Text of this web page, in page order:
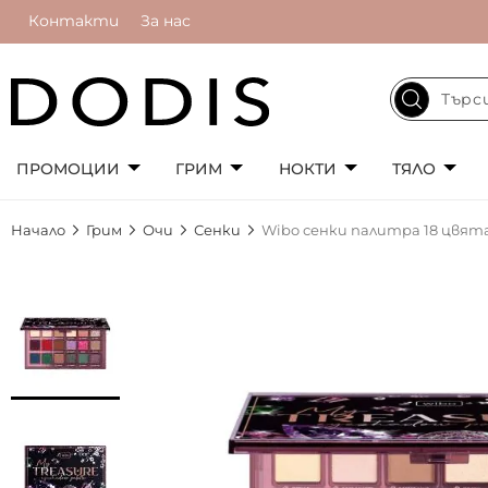
Контакти За нас
ПРОМОЦИИ ГРИМ НОКТИ ТЯЛО
Начало Грим Очи Сенки Wibo сенки палитра 18
края